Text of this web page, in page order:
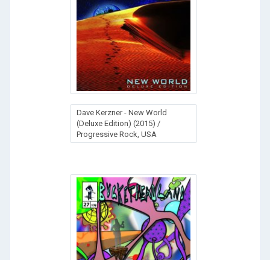
Dave Kerzner - New World
(Deluxe Edition) (2015) /
Progressive Rock, USA